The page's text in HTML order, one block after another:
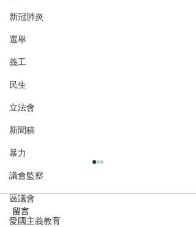
新冠肺炎
選舉
義工
民生
立法會
新聞稿
暴力
議會監察
區議會
愛國主義教育
留言